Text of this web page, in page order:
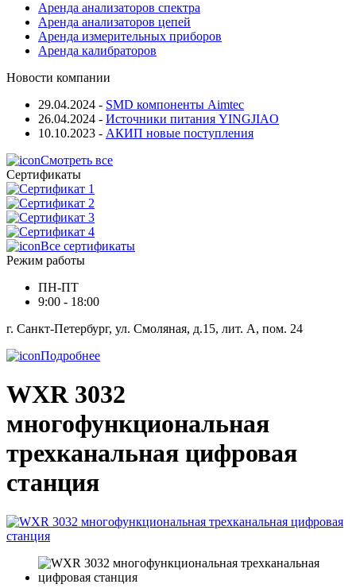
Аренда анализаторов спектра
Аренда анализаторов цепей
Аренда измерительных приборов
Аренда калибраторов
Новости компании
29.04.2024 - SMD компоненты Aimtec
26.04.2024 - Источники питания YINGJIAO
10.10.2023 - АКИП новые поступления
Смотреть все
Сертификаты
Все сертификаты
Режим работы
ПН-ПТ
9:00 - 18:00
г. Санкт-Петербург, ул. Смоляная, д.15, лит. А, пом. 24
Подробнее
WXR 3032
многофункциональная
трехканальная цифровая
станция